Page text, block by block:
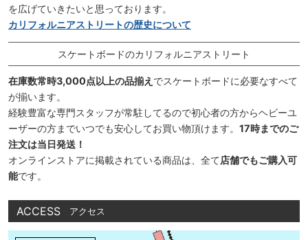
を広げていきたいと思っております。
カリフォルニアストリートの歴史について
スケートボードのカリフォルニアストリート
在庫数常時3,000点以上の品揃え でスケートボードに必要なすべて
が揃います。
経験豊富な専門スタッフが常駐してるので初心者の方からヘビーユ
ーザーの方までいつでも安心してお買い物頂けます。 17時までのご
注文は当日発送！
オンラインストアに掲載されている商品は、全て店舗でもご購入可
能です。
ACCESS アクセス